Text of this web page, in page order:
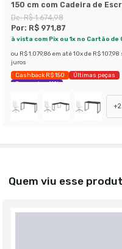
150 cm com Cadeira de
Secretária Giratória Marilyn
Branca
De:R$ 1.674,98
Por: R$ 971,87
à vista com Pix ou 1x no Cartão de
ou R$ 1.079,86 em até 10x de R$ 107,98
juros
Cashback R$ 150
Últimas peças
Economize 41%
+2
Quem viu esse